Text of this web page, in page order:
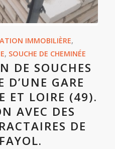
IMMOBILIÈRE,
, SOUCHE DE CHEMINÉE
DE SOUCHES
D’UNE GARE
ET LOIRE (49).
AVEC DES
DE